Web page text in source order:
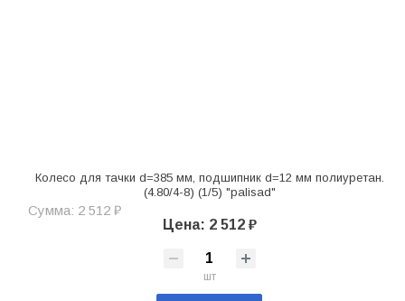
Колесо для тачки d=385 мм, подшипник d=12 мм полиуретан.
(4.80/4-8) (1/5) "palisad"
Сумма: 2 512 ₽
Цена: 2 512 ₽
шт